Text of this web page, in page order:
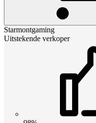
Starmontgaming
Uitstekende verkoper